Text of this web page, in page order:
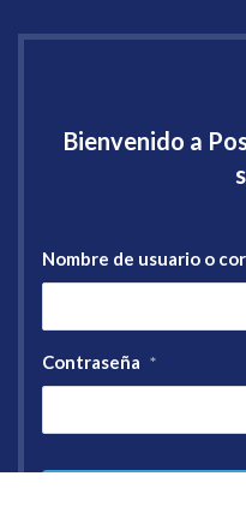
Bienvenido a
Nombre de usuario o
Contraseña *